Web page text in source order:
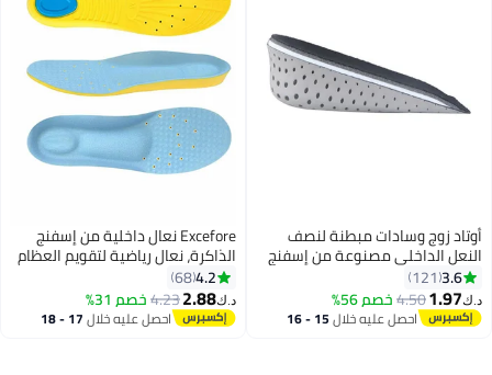
أوتاد زوج وسادات مبطنة لنصف
النعل الداخلي مصنوعة من إسفنج
ميموري فوم أسود/ رمادي
3.6
121
د.ك‏1.97
4.50خصم 56%
احصل عليه خلال 15 - 16
Excefore نعال داخلية من إسفنج
الذاكرة، نعال رياضية لتقويم العظام
من البولي يوريثان، مريحة للتنفس،
ممتصة للصدمات وتخفف آلام القدم،
نعال داخلية داعمة لقوس التهاب
4.2
68
د.ك‏2.88
4.23خصم 31%
احصل عليه خلال 17 - 18